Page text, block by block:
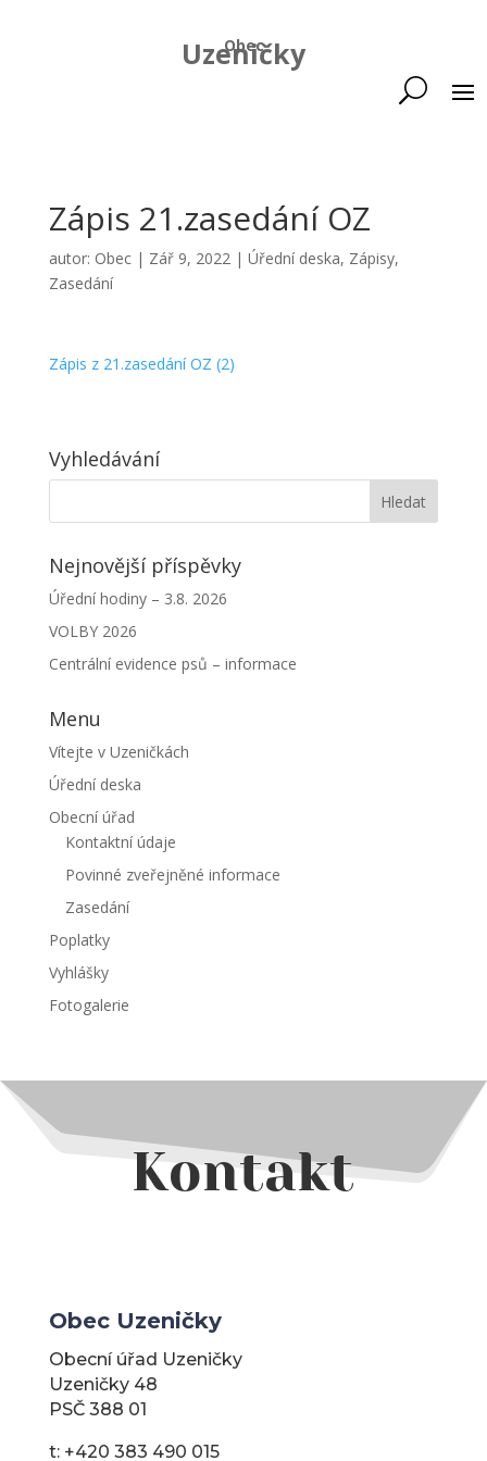
Obec
Uzeničky
Zápis 21.zasedání OZ
autor: Obec| Zář 9, 2022| Úřední deska, Zápisy,
Zasedání
Zápis z 21.zasedání OZ (2)
Vyhledávání
Nejnovější příspěvky
Úřední hodiny – 3.8. 2026
VOLBY 2026
Centrální evidence psů – informace
Menu
Vítejte v Uzeničkách
Úřední deska
Obecní úřad
Kontaktní údaje
Povinné zveřejněné informace
Zasedání
Poplatky
Vyhlášky
Fotogalerie
Kontakt
Obec Uzeničky
Obecní úřad Uzeničky
Uzeničky 48
PSČ 388 01
t: +420 383 490 015